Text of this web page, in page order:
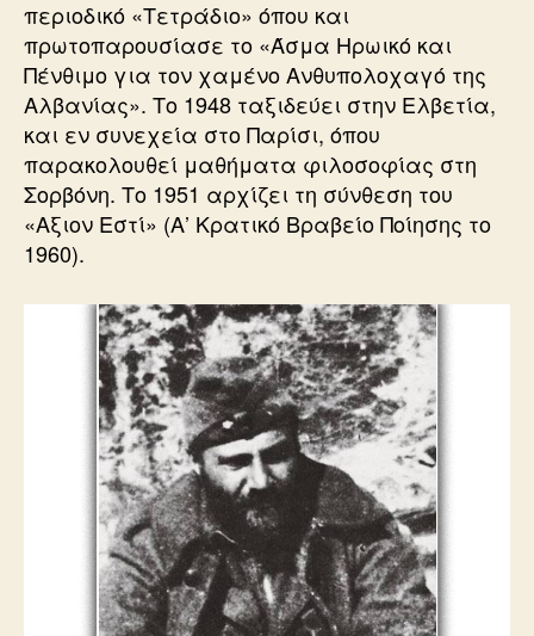
περιοδικό «Τετράδιο» όπου και
πρωτοπαρουσίασε το «Άσμα Ηρωικό και
Πένθιμο για τον χαμένο Ανθυπολοχαγό της
Αλβανίας». Το 1948 ταξιδεύει στην Ελβετία,
και εν συνεχεία στο Παρίσι, όπου
παρακολουθεί μαθήματα φιλοσοφίας στη
Σορβόνη. Το 1951 αρχίζει τη σύνθεση του
«Αξιον Εστί» (Α’ Κρατικό Βραβείο Ποίησης το
1960).